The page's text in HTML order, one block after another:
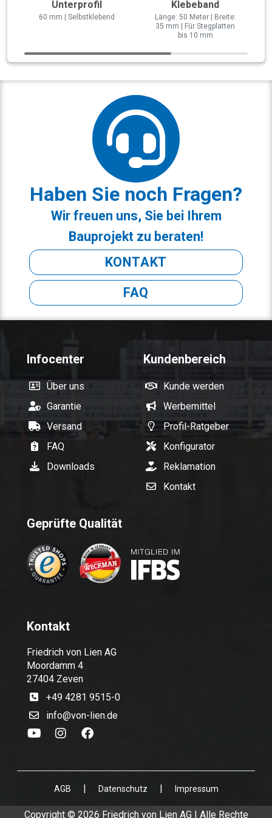
Unterprofil
60 mm | Selbstklebend
Klebeband
Länge: 50 Meter | Breite:
35 mm | Für Stegplatten
bis 10 mm
Haben Sie noch Fragen?
Wir freuen uns, Sie bei Ihrem
Bauprojekt zu beraten!
KONTAKT
FAQ
Infocenter
Über uns
Garantie
Versand
FAQ
Downloads
Kundenbereich
Kunde werden
Werbemittel
Profil-Ratgeber
Konfigurator
Reklamation
Kontakt
Geprüfte Qualität
Kontakt
Friedrich von Lien AG
Moordamm 4
27404 Zeven
+49 4281 9515-0
info@von-lien.de
AGB | Datenschutz | Impressum
Copyright © 2026 Friedrich von Lien AG | Alle Rechte